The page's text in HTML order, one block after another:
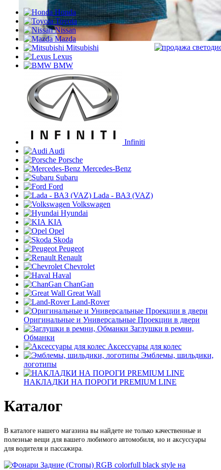
Honda
Toyota
Nissan
Mazda
Mitsubishi
Lexus
BMW
Infiniti
Audi
Porsche
Mercedes-Benz
Subaru
Ford
Lada - ВАЗ (VAZ)
Volkswagen
Hyundai
KIA
Opel
Skoda
Peugeot
Renault
Chevrolet
Haval
ChanGan
Great Wall
Land-Rover
Оригинальные и Универсальные Проекции в двери
Заглушки в ремни,
Обманки
Аксессуары для колес
Эмблемы, шильдики,
логотипы
НАКЛАДКИ НА ПОРОГИ PREMIUM LINE
Каталог
В каталоге нашего магазина вы найдете не только качественные и
полезные вещи для вашего любимого автомобиля, но и аксуссуары
для водителя и пассажира.